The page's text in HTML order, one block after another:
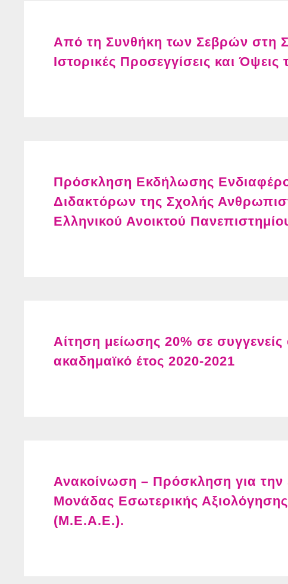
Από τη Συνθήκη των Σεβρών στη
Ιστορικές Προσεγγίσεις και
Πρόσκληση Εκδήλωσης
Διδακτόρων της Σχολής
Ελληνικού Ανοικτού
Αίτηση μείωσης 20% σε
ακαδημαϊκό έτος 2020-2021
Ανακοίνωση – Πρόσκληση για την
Μονάδας Εσωτερικής
(Μ.Ε.Α.Ε.).